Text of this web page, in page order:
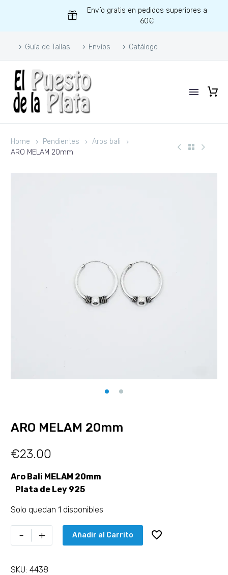
Envío gratis en pedidos superiores a
60€
Guía de Tallas Envíos Catálogo
Home Pendientes
Aros bali
ARO MELAM 20mm
ARO MELAM 20mm
€23.00
Aro Bali MELAM 20mm
Plata de Ley 925
Solo quedan 1 disponibles
- + Añadir al Carrito
SKU: 4438